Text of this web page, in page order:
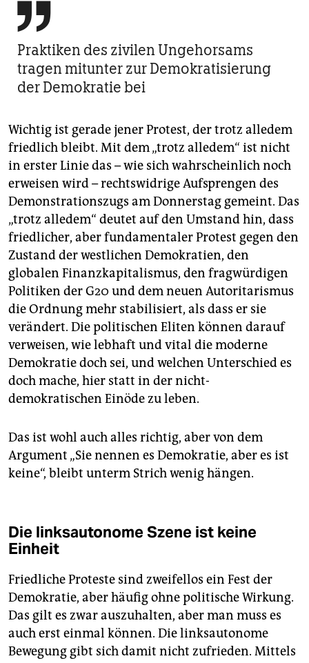

Praktiken des zivilen Ungehorsams
tragen mitunter zur Demokratisierung
der Demokratie bei
Wichtig ist gerade jener Protest, der trotz alledem
friedlich bleibt. Mit dem „trotz alledem“ ist nicht
in erster Linie das – wie sich wahrscheinlich noch
erweisen wird – rechtswidrige Aufsprengen des
Demonstrationszugs am Donnerstag gemeint. Das
„trotz alledem“ deutet auf den Umstand hin, dass
friedlicher, aber fundamentaler Protest gegen den
Zustand der westlichen Demokratien, den
globalen Finanzkapitalismus, den fragwürdigen
Politiken der G20 und dem neuen Autoritarismus
die Ordnung mehr stabilisiert, als dass er sie
verändert. Die politischen Eliten können darauf
verweisen, wie lebhaft und vital die moderne
Demokratie doch sei, und welchen Unterschied es
doch mache, hier statt in der nicht-
demokratischen Einöde zu leben.
Das ist wohl auch alles richtig, aber von dem
Argument „Sie nennen es Demokratie, aber es ist
keine“, bleibt unterm Strich wenig hängen.
Die linksautonome Szene ist keine
Einheit
Friedliche Proteste sind zweifellos ein Fest der
Demokratie, aber häufig ohne politische Wirkung.
Das gilt es zwar auszuhalten, aber man muss es
auch erst einmal können. Die linksautonome
Bewegung gibt sich damit nicht zufrieden. Mittels